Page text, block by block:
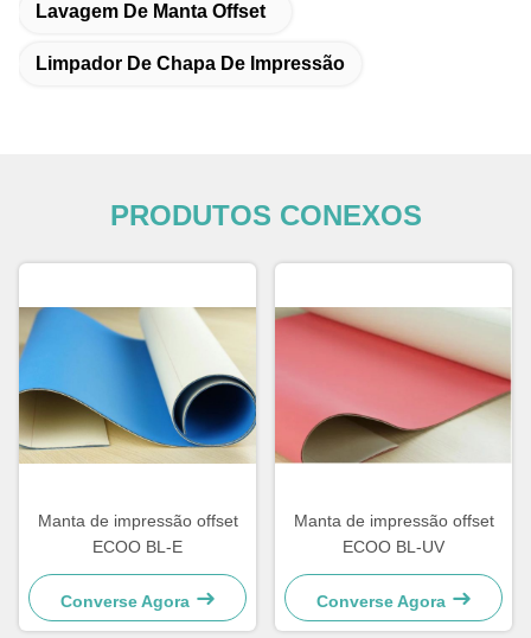
Lavagem De Manta Offset
Limpador De Chapa De Impressão
PRODUTOS CONEXOS
Manta de impressão offset
ECOO BL-E
Converse Agora
Manta de impressão offset
ECOO BL-UV
Converse Agora